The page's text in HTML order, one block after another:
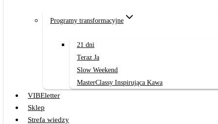
Programy transformacyjne
21 dni
Teraz Ja
Slow Weekend
MasterClassy Inspirująca Kawa
VIBEletter
Sklep
Strefa wiedzy